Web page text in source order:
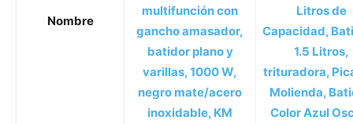
Nombre
multifunción con
gancho amasador,
batidor plano y
varillas, 1000 W,
negro mate/acero
inoxidable, KM
Litros de
Capacidad,
1.5 Litros,
trituradora,
Molienda,
Color Azul